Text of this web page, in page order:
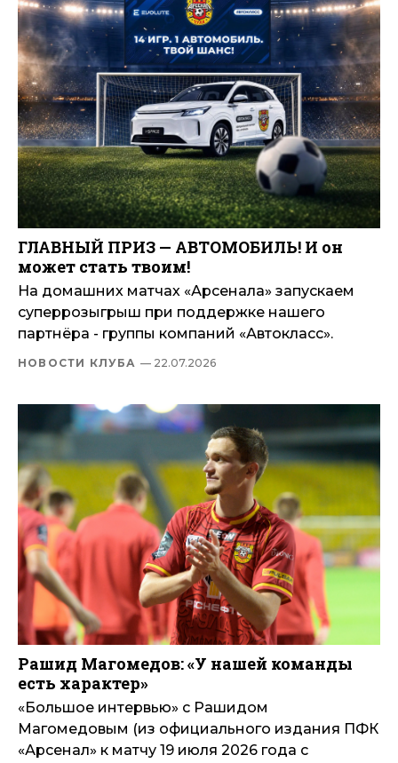
ГЛАВНЫЙ ПРИЗ — АВТОМОБИЛЬ! И он
может стать твоим!
На домашних матчах «Арсенала» запускаем
суперрозыгрыш при поддержке нашего
партнёра - группы компаний «Автокласс».
НОВОСТИ КЛУБА — 22.07.2026
Рашид Магомедов: «У нашей команды
есть характер»
«Большое интервью» с Рашидом
Магомедовым (из официального издания ПФК
«Арсенал» к матчу 19 июля 2026 года с